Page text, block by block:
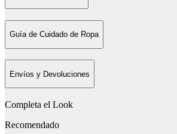
Guía de Cuidado de Ropa
Envíos y Devoluciones
Completa el Look
Recomendado